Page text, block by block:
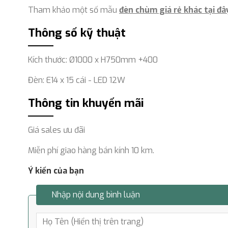
Tham khảo một số mẫu đèn chùm giá rẻ khác tại
Thông số kỹ thuật
Kích thước: Ø1000 x H750mm +400
Đèn: E14 x 15 cái - LED 12W
Thông tin khuyến mãi
Giá sales ưu đãi
Miễn phí giao hàng bán kính 10 km.
Ý kiến của bạn
Nhập nội dung bình luận